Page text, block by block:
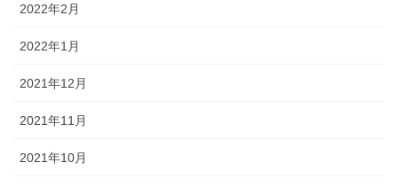
2022年2月
2022年1月
2021年12月
2021年11月
2021年10月